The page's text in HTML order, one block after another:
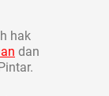
hak
dan